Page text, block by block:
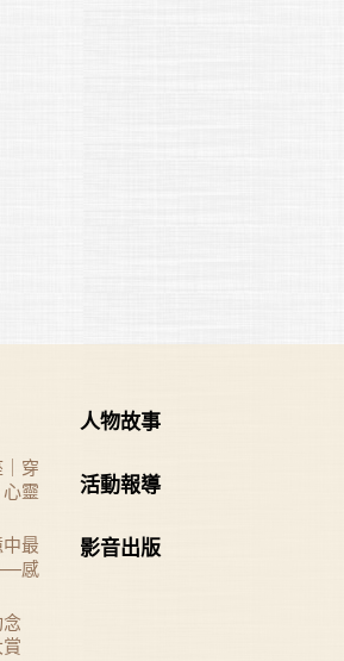
穿
靈
最
感
人物故事
活動報導
影音出版